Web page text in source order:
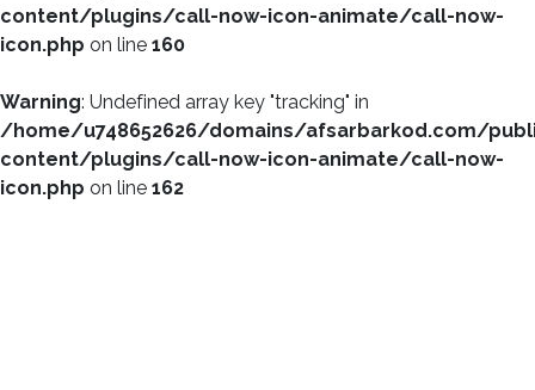
content/plugins/call-now-icon-animate/call-now-
icon.php on line 160
Warning: Undefined array key "tracking" in
/home/u748652626/domains/afsarbarkod.com/
content/plugins/call-now-icon-animate/call-now-
icon.php on line 162